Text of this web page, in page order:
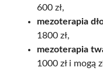
600 zł,
mezoterapia
1800 zł,
mezoterapia
1000 zł i mogą